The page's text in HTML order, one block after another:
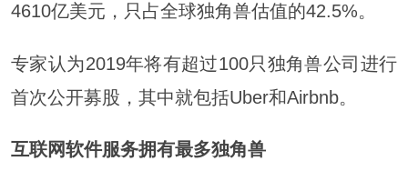
4610亿美元，只占全球独角兽估值的42.5%。
专家认为2019年将有超过100只独角兽公司进行
首次公开募股，其中就包括Uber和Airbnb。
互联网软件服务拥有最多独角兽